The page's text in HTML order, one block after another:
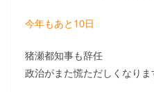
今年もあと10日
猪瀬都知事も辞任
政治がまた慌ただしくなりま